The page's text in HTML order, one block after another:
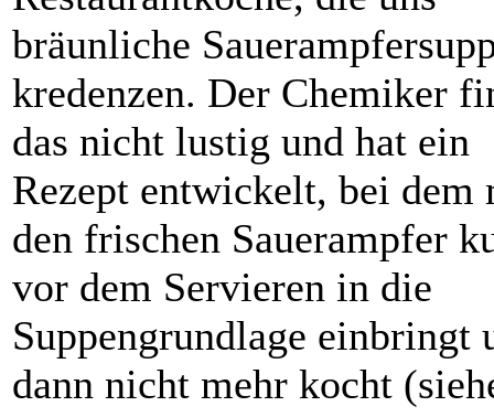
bräunliche
kredenzen. Der Chemiker
das nicht lustig und hat ein
Rezept entwickelt, bei dem
den frischen Sauerampfer
vor dem Servieren in die
Suppengrundlage einbringt
dann nicht mehr kocht